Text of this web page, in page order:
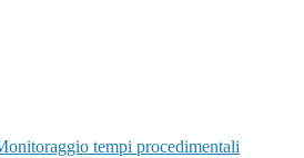
tempi procedimentali